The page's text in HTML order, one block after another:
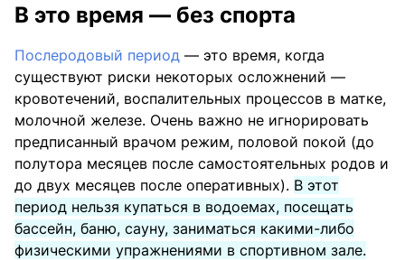
В это время — без спорта
Послеродовый период — это время, когда
существуют риски некоторых осложнений —
кровотечений, воспалительных процессов в матке,
молочной железе. Очень важно не игнорировать
предписанный врачом режим, половой покой (до
полутора месяцев после самостоятельных родов и
до двух месяцев после оперативных). В этот
период нельзя купаться в водоемах, посещать
бассейн, баню, сауну, заниматься какими-либо
физическими упражнениями в спортивном зале.